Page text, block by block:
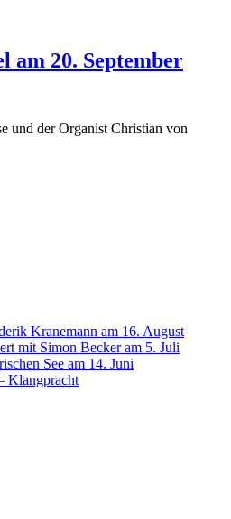
am 20. September
und der Organist Christian von
Kranemann am 16. August
mit Simon Becker am 5. Juli
See am 14. Juni
Klangpracht